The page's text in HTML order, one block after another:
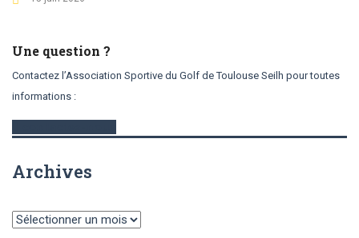
Une question ?
Contactez l’Association Sportive du Golf de Toulouse Seilh pour toutes
informations :
Archives
Archives